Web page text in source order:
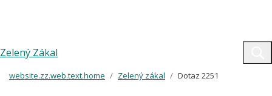
Zelený Zákal
website.zz.web.text.home Zelený zákal Dotaz 2251